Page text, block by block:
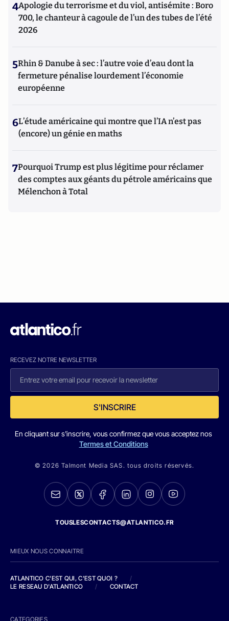
4Apologie du terrorisme et du viol, antisémite : Boro
700, le chanteur à cagoule de l’un des tubes de l’été
2026
5Rhin & Danube à sec : l’autre voie d’eau dont la
fermeture pénalise lourdement l’économie
européenne
6L’étude américaine qui montre que l’IA n’est pas
(encore) un génie en maths
7Pourquoi Trump est plus légitime pour réclamer
des comptes aux géants du pétrole américains que
Mélenchon à Total
RECEVEZ NOTRE NEWSLETTER
S'INSCRIRE
En cliquant sur s'inscrire, vous confirmez que vous acceptez nos
Termes et Conditions
© 2026 Talmont Media SAS. tous droits réservés.
TOUSLESCONTACTS@ATLANTICO.FR
MIEUX NOUS CONNAITRE
ATLANTICO C'EST QUI, C'EST QUOI ?
/
LE RESEAU D'ATLANTICO
/ CONTACT
CATEGORIES